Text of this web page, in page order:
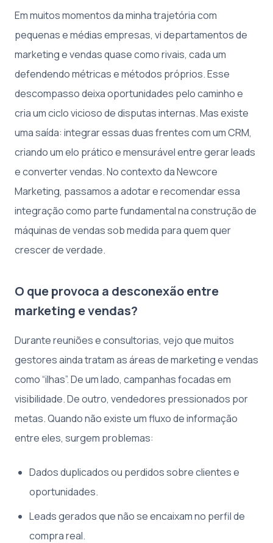
Em muitos momentos da minha trajetória com
pequenas e médias empresas, vi departamentos de
marketing e vendas quase como rivais, cada um
defendendo métricas e métodos próprios. Esse
descompasso deixa oportunidades pelo caminho e
cria um ciclo vicioso de disputas internas. Mas existe
uma saída: integrar essas duas frentes com um CRM,
criando um elo prático e mensurável entre gerar leads
e converter vendas. No contexto da Newcore
Marketing, passamos a adotar e recomendar essa
integração como parte fundamental na construção de
máquinas de vendas sob medida para quem quer
crescer de verdade.
O que provoca a desconexão entre
marketing e vendas?
Durante reuniões e consultorias, vejo que muitos
gestores ainda tratam as áreas de marketing e vendas
como “ilhas”. De um lado, campanhas focadas em
visibilidade. De outro, vendedores pressionados por
metas. Quando não existe um fluxo de informação
entre eles, surgem problemas:
Dados duplicados ou perdidos sobre clientes e
oportunidades.
Leads gerados que não se encaixam no perfil de
compra real.